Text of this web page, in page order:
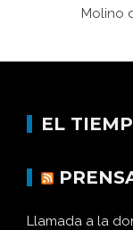
Molino
EL
Llamada a la